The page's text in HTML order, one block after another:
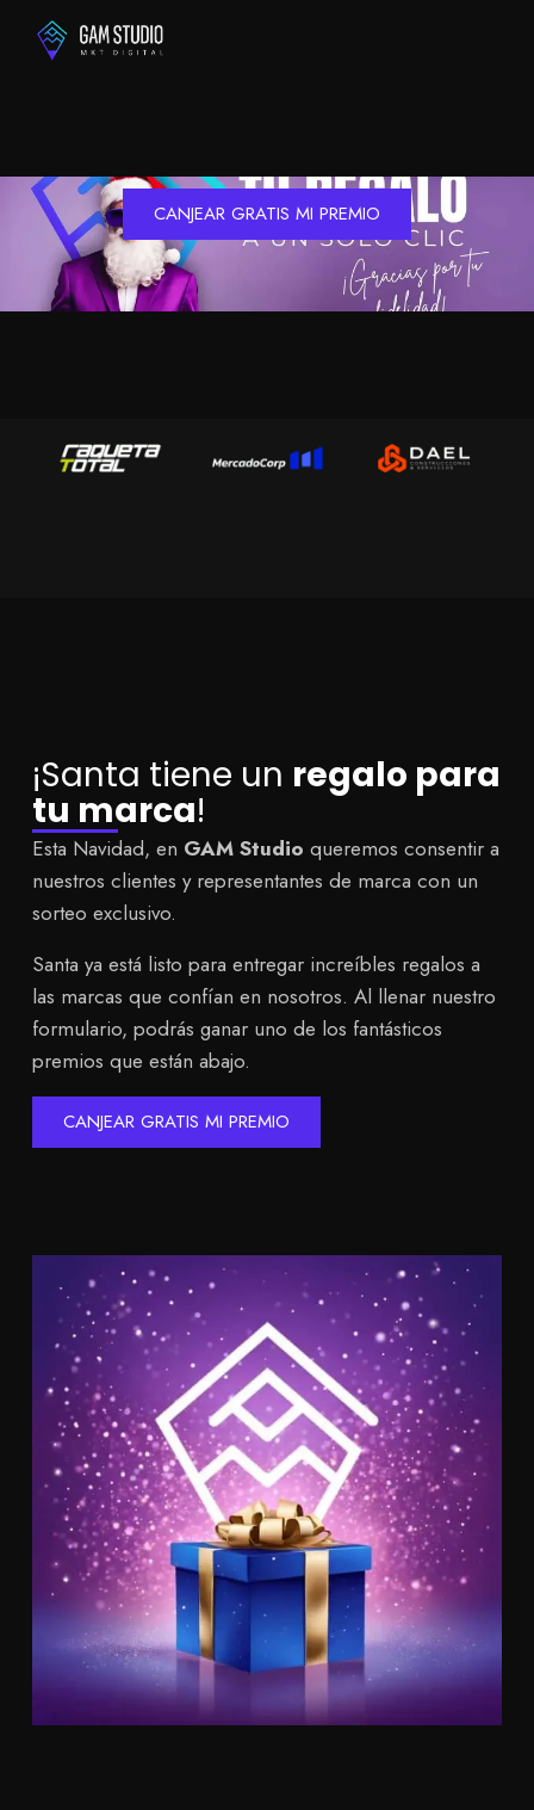
CANJEAR GRATIS MI PREMIO
¡Santa tiene un regalo para
tu marca!
Esta Navidad, en GAM Studio queremos consentir a
nuestros clientes y representantes de marca con un
sorteo exclusivo.
Santa ya está listo para entregar increíbles regalos a
las marcas que confían en nosotros. Al llenar nuestro
formulario, podrás ganar uno de los fantásticos
premios que están abajo.
CANJEAR GRATIS MI PREMIO